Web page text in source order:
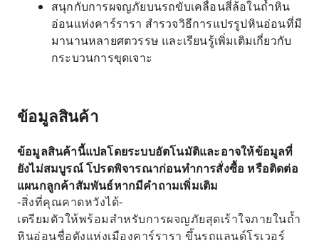
สนุกกับการผจญภัยบนรถขับเคลื่อนสี่ล้อในถ้ำหิน
อ่อนแห่งคาร์รารา สำรวจวิธีการแปรรูปหินอ่อนที่มี
มานานหลายศตวรรษ และเรียนรู้เพิ่มเติมเกี่ยวกับ
กระบวนการขุดเจาะ
ข้อมูลสินค้า
ข้อมูลสินค้านี้แปลโดยระบบอัตโนมัติและอาจให้ข้อมูลที่
ยังไม่สมบูรณ์ โปรดพิจารณาก่อนทำการสั่งซื้อ หรือติดต่อ
แผนกลูกค้าสัมพันธ์หากมีคำถามเพิ่มเติม
-สิ่งที่คุณคาดหวังได้-
เตรียมตัวให้พร้อมสำหรับการผจญภัยสุดเร้าใจภายในถ้ำ
หินอ่อนชื่อดังแห่งเมืองคาร์รารา ขึ้นรถแลนด์โรเวอร์